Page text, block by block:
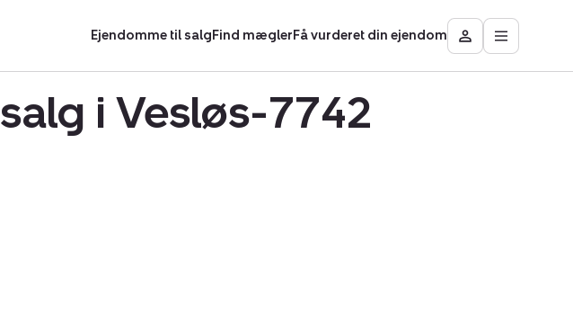
Ejendomme til salgFind mæglerFå vurderet din ejendom
Besøg
Mit
Åbn
i Vesløs-7742